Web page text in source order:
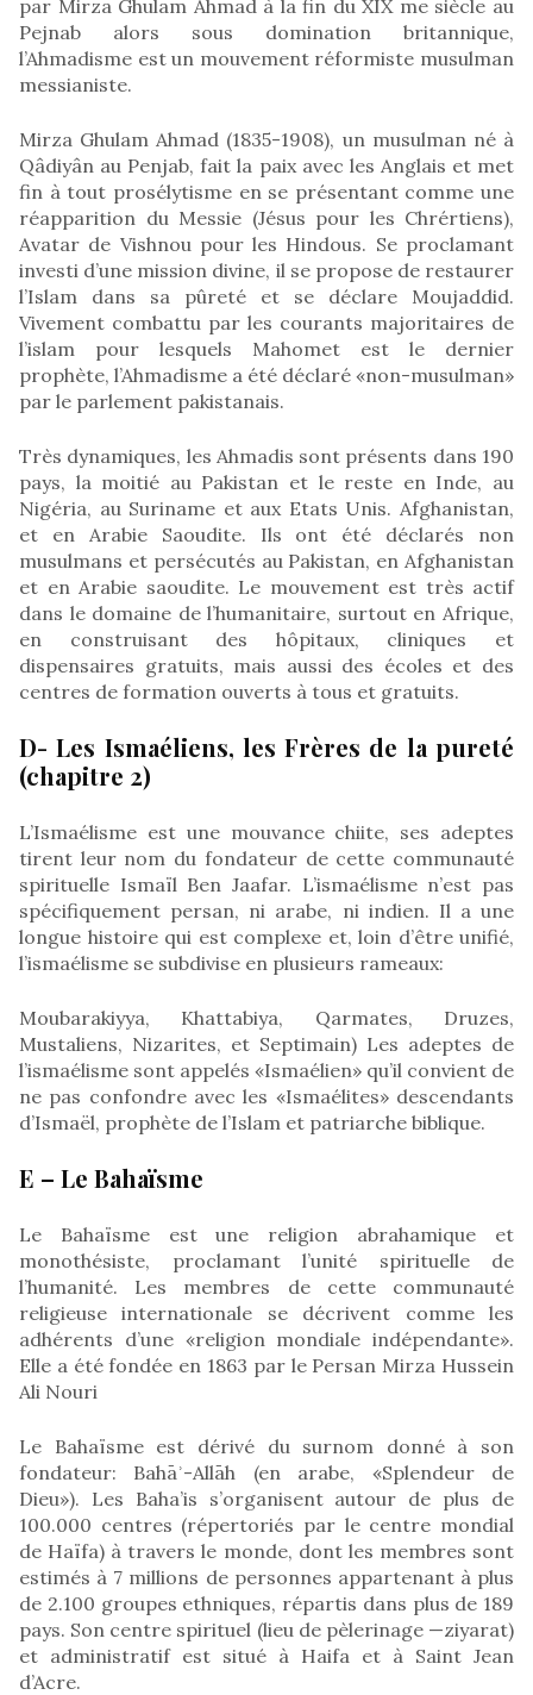
par Mirza Ghulam Ahmad à la fin du XIX me siècle au
Pejnab alors sous domination britannique,
l’Ahmadisme est un mouvement réformiste musulman
messianiste.
Mirza Ghulam Ahmad (1835-1908), un musulman né à
Qâdiyân au Penjab, fait la paix avec les Anglais et met
fin à tout prosélytisme en se présentant comme une
réapparition du Messie (Jésus pour les Chrértiens),
Avatar de Vishnou pour les Hindous. Se proclamant
investi d’une mission divine, il se propose de restaurer
l’Islam dans sa pûreté et se déclare Moujaddid.
Vivement combattu par les courants majoritaires de
l’islam pour lesquels Mahomet est le dernier
prophète, l’Ahmadisme a été déclaré «non-musulman»
par le parlement pakistanais.
Très dynamiques, les Ahmadis sont présents dans 190
pays, la moitié au Pakistan et le reste en Inde, au
Nigéria, au Suriname et aux Etats Unis. Afghanistan,
et en Arabie Saoudite. Ils ont été déclarés non
musulmans et persécutés au Pakistan, en Afghanistan
et en Arabie saoudite. Le mouvement est très actif
dans le domaine de l’humanitaire, surtout en Afrique,
en construisant des hôpitaux, cliniques et
dispensaires gratuits, mais aussi des écoles et des
centres de formation ouverts à tous et gratuits.
D- Les Ismaéliens, les Frères de la pureté
(chapitre 2)
L’Ismaélisme est une mouvance chiite, ses adeptes
tirent leur nom du fondateur de cette communauté
spirituelle Ismaïl Ben Jaafar. L’ismaélisme n’est pas
spécifiquement persan, ni arabe, ni indien. Il a une
longue histoire qui est complexe et, loin d’être unifié,
l’ismaélisme se subdivise en plusieurs rameaux:
Moubarakiyya, Khattabiya, Qarmates, Druzes,
Mustaliens, Nizarites, et Septimain) Les adeptes de
l’ismaélisme sont appelés «Ismaélien» qu’il convient de
ne pas confondre avec les «Ismaélites» descendants
d’Ismaël, prophète de l’Islam et patriarche biblique.
E – Le Bahaïsme
Le Bahaïsme est une religion abrahamique et
monothésiste, proclamant l’unité spirituelle de
l’humanité. Les membres de cette communauté
religieuse internationale se décrivent comme les
adhérents d’une «religion mondiale indépendante».
Elle a été fondée en 1863 par le Persan Mirza Hussein
Ali Nouri
Le Bahaïsme est dérivé du surnom donné à son
fondateur: Bahāʾ-Allāh (en arabe, «Splendeur de
Dieu»). Les Baha’is s’organisent autour de plus de
100.000 centres (répertoriés par le centre mondial
de Haïfa) à travers le monde, dont les membres sont
estimés à 7 millions de personnes appartenant à plus
de 2.100 groupes ethniques, répartis dans plus de 189
pays. Son centre spirituel (lieu de pèlerinage —ziyarat)
et administratif est situé à Haifa et à Saint Jean
d’Acre.